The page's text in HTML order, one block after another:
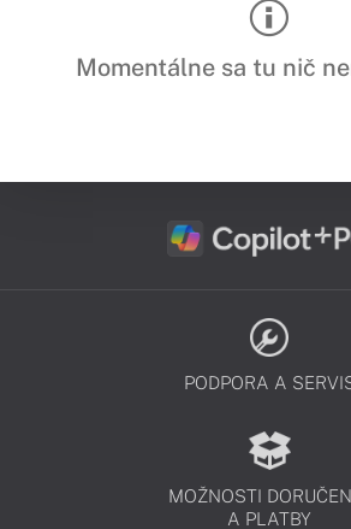
Momentálne sa tu nič
PODPORA A
MOŽNOSTI
A PLATBY